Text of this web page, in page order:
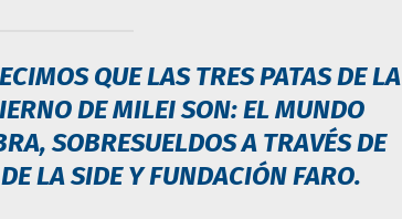
QUE LAS TRES PATAS DE LA
DE MILEI SON: EL MUNDO
, SOBRESUELDOS A TRAVÉS DE
LA SIDE Y FUNDACIÓN FARO.